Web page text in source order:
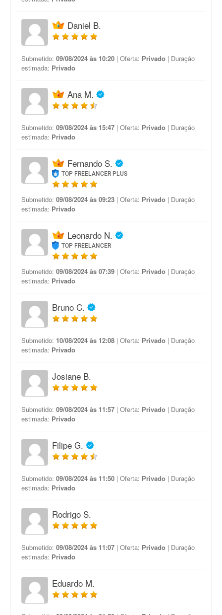
Daniel B.
Submetido: 09/08/2024 às 10:20 | Oferta: Privado | Duração
estimada: Privado
Ana M.
Submetido: 09/08/2024 às 15:47 | Oferta: Privado | Duração
estimada: Privado
Fernando S.
TOP FREELANCER PLUS
Submetido: 09/08/2024 às 09:23 | Oferta: Privado | Duração
estimada: Privado
Leonardo N.
TOP FREELANCER
Submetido: 09/08/2024 às 07:39 | Oferta: Privado | Duração
estimada: Privado
Bruno C.
Submetido: 10/08/2024 às 12:08 | Oferta: Privado | Duração
estimada: Privado
Josiane B.
Submetido: 09/08/2024 às 11:57 | Oferta: Privado | Duração
estimada: Privado
Filipe G.
Submetido: 09/08/2024 às 11:50 | Oferta: Privado | Duração
estimada: Privado
Rodrigo S.
Submetido: 09/08/2024 às 11:07 | Oferta: Privado | Duração
estimada: Privado
Eduardo M.